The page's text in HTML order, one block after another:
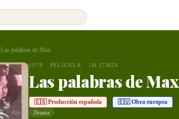
›Las palabras de Max
1978 PELÍCULA 1H 37MIN
Las palabras de Max
🇪🇸 Producción española 🇪🇺 Obra europea
Drama